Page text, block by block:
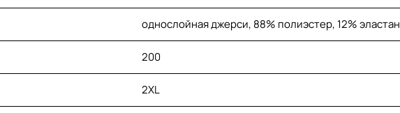
однослойная джерси, 88% полиэстер, 12% эластан
200
2XL